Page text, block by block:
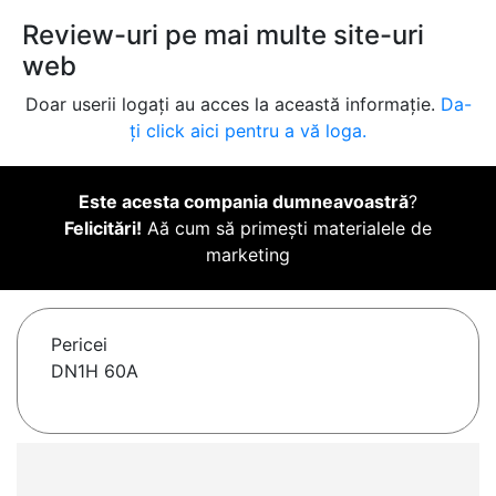
Review-uri pe mai multe site-uri
web
Doar userii logați au acces la această informație. Da-
ți click aici pentru a vă loga.
Este acesta compania dumneavoastră?
Felicitări! Aă cum să primești materialele de
marketing
Pericei
DN1H 60A